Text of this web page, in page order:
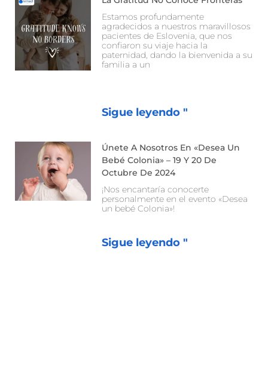
Estamos profundamente
agradecidos a nuestros maravillosos
pacientes de Eslovenia, que nos
confiaron su viaje hacia la
paternidad, dando la bienvenida a su
familia a un
Sigue leyendo "
Únete A Nosotros En «Desea Un
Bebé Colonia» – 19 Y 20 De
Octubre De 2024
¡Nos encantaría conocerte
personalmente en el evento «Desea
un bebé Colonia»!
Sigue leyendo "